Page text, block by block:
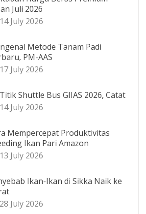
Juli 2026
14 July 2026
Metode Tanam Padi
PM-AAS
17 July 2026
Shuttle Bus GIIAS 2026, Catat
14 July 2026
Mempercepat Produktivitas
Ikan Pari Amazon
13 July 2026
Ikan-Ikan di Sikka Naik ke
28 July 2026